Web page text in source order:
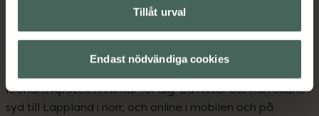
Tillåt urval
Endast nödvändiga cookies
Kronans Apotek finns här för dig. Du hittar oss från Skåne i
syd till Lappland i norr, och online i mobilen och på